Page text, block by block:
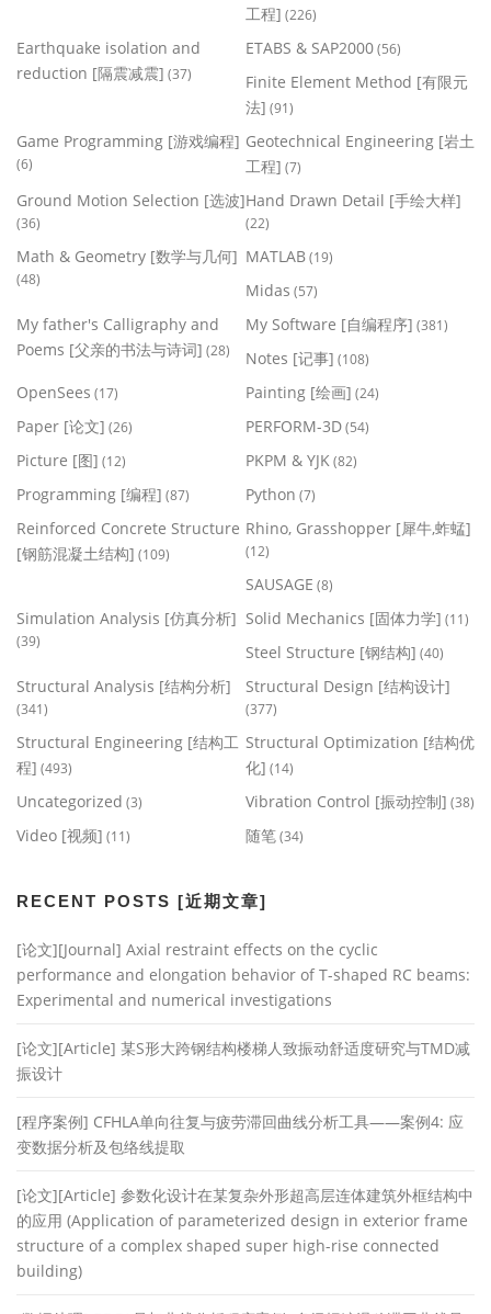
工程] (226)
Earthquake isolation and
reduction [隔震减震] (37)
ETABS & SAP2000(56)
Finite Element Method [有限元
法] (91)
Game Programming [游戏编程]
(6)
Geotechnical Engineering [岩土
工程] (7)
Ground Motion Selection [选波]
(36)
Hand Drawn Detail [手绘大样]
(22)
Math & Geometry [数学与几何]
(48)
MATLAB(19)
Midas (57)
My father's Calligraphy and
Poems [父亲的书法与诗词] (28)
My Software [自编程序] (381)
Notes [记事] (108)
OpenSees (17) Painting [绘画] (24)
Paper [论文] (26) PERFORM-3D(54)
Picture [图] (12) PKPM & YJK (82)
Programming [编程] (87) Python (7)
Reinforced Concrete Structure
[钢筋混凝土结构] (109)
Rhino, Grasshopper [犀牛,蚱蜢]
(12)
SAUSAGE (8)
Simulation Analysis [仿真分析]
(39)
Solid Mechanics [固体力学] (11)
Steel Structure [钢结构] (40)
Structural Analysis [结构分析]
(341)
Structural Design [结构设计]
(377)
Structural Engineering [结构工
程] (493)
Structural Optimization [结构优
化] (14)
Uncategorized (3) Vibration Control [振动控制] (38)
Video [视频] (11) 随笔(34)
RECENT POSTS [近期文章]
[论文][Journal] Axial restraint effects on the cyclic
performance and elongation behavior of T-shaped RC beams:
Experimental and numerical investigations
[论文][Article] 某S形大跨钢结构楼梯人致振动舒适度研究与TMD减
振设计
[程序案例] CFHLA单向往复与疲劳滞回曲线分析工具——案例4: 应
变数据分析及包络线提取
[论文][Article] 参数化设计在某复杂外形超高层连体建筑外框结构中
的应用 (Application of parameterized design in exterior frame
structure of a complex shaped super high-rise connected
building)